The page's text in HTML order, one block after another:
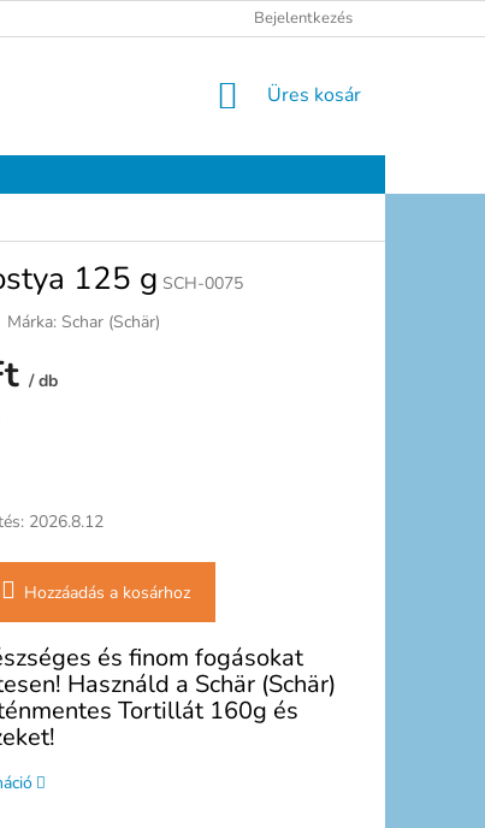
JOGI NYILATKOZAT ELÉRHETŐSÉGEK
Bejelentkezés
KOSÁR
Üres kosár
125 g SCH-0075
Márka: Schar (Schär)
/ db
2026.8.12
Hozzáadás a kosárhoz
és finom fogásokat
Használd a Schär (Schär)
Tortillát 160g és